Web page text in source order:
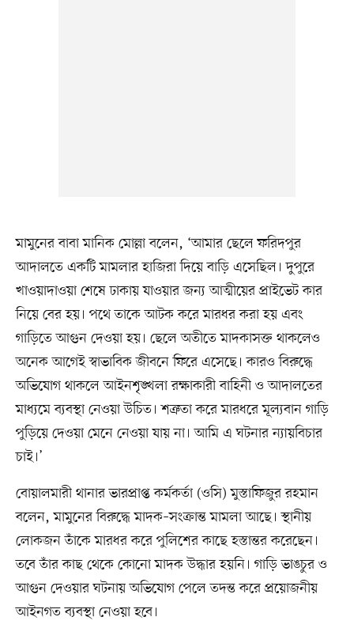
মামুনের বাবা মানিক মোল্লা বলেন, ‘আমার ছেলে ফরিদপুর
আদালতে একটি মামলার হাজিরা দিয়ে বাড়ি এসেছিল। দুপুরে
খাওয়াদাওয়া শেষে ঢাকায় যাওয়ার জন্য আত্মীয়ের প্রাইভেট কার
নিয়ে বের হয়। পথে তাকে আটক করে মারধর করা হয় এবং
গাড়িতে আগুন দেওয়া হয়। ছেলে অতীতে মাদকাসক্ত থাকলেও
অনেক আগেই স্বাভাবিক জীবনে ফিরে এসেছে। কারও বিরুদ্ধে
অভিযোগ থাকলে আইনশৃঙ্খলা রক্ষাকারী বাহিনী ও আদালতের
মাধ্যমে ব্যবস্থা নেওয়া উচিত। শত্রুতা করে মারধরে মূল্যবান গাড়ি
পুড়িয়ে দেওয়া মেনে নেওয়া যায় না। আমি এ ঘটনার ন্যায়বিচার
চাই।’
বোয়ালমারী থানার ভারপ্রাপ্ত কর্মকর্তা (ওসি) মুস্তাফিজুর রহমান
বলেন, মামুনের বিরুদ্ধে মাদক–সংক্রান্ত মামলা আছে। স্থানীয়
লোকজন তাঁকে মারধর করে পুলিশের কাছে হস্তান্তর করেছেন।
তবে তাঁর কাছ থেকে কোনো মাদক উদ্ধার হয়নি। গাড়ি ভাঙচুর ও
আগুন দেওয়ার ঘটনায় অভিযোগ পেলে তদন্ত করে প্রয়োজনীয়
আইনগত ব্যবস্থা নেওয়া হবে।